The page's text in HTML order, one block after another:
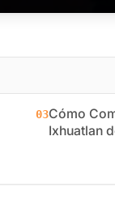
03Cómo
Ixhuatlan